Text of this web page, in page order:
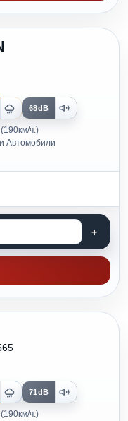
68dB
ч.)
Автомобили
71dB
ч.)